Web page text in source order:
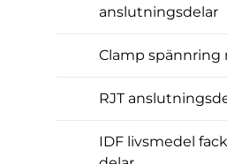
anslutningsdelar
Clamp spännring
RJT
IDF livsmedel